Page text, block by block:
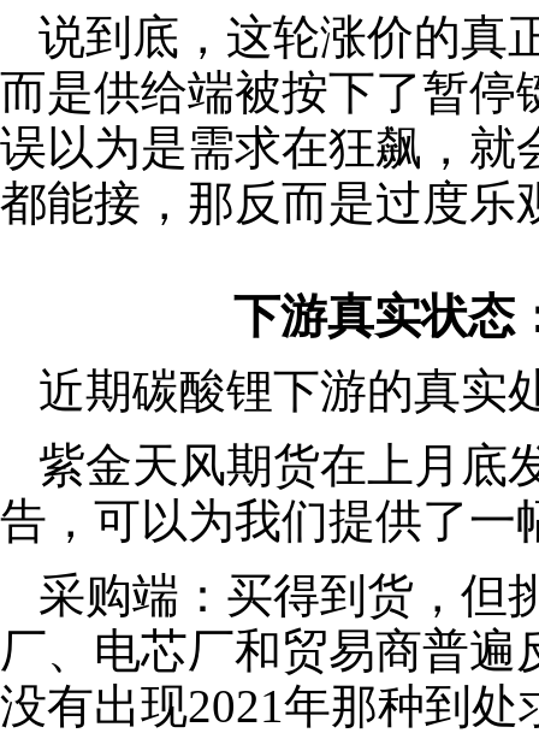
说到底，这轮涨价的真
而是供给端被按下了暂停
误以为是需求在狂飙，就
都能接，那反而是过度乐
下游真实状态
近期碳酸锂下游的真实
紫金天风期货在上月底
告，可以为我们提供了一
采购端：买得到货，但
厂、电芯厂和贸易商普遍
没有出现2021年那种到